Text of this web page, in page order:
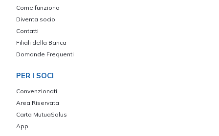
Come funziona
Diventa socio
Contatti
Filiali della Banca
Domande Frequenti
PER I SOCI
Convenzionati
Area Riservata
Carta MutuaSalus
App